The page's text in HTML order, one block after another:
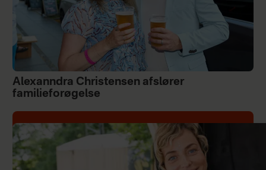
Alexanndra Christensen afslører
familieforøgelse